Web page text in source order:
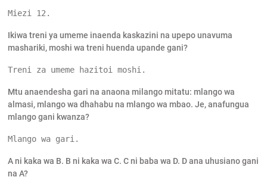
Miezi 12.
Ikiwa treni ya umeme inaenda kaskazini na upepo unavuma
mashariki, moshi wa treni huenda upande gani?
Treni za umeme hazitoi moshi.
Mtu anaendesha gari na anaona milango mitatu: mlango wa
almasi, mlango wa dhahabu ​​na mlango wa mbao. Je, anafungua
mlango gani kwanza?
Mlango wa gari.
A ni kaka wa B. B ni kaka wa C. C ni baba wa D. D ana uhusiano gani
na A?